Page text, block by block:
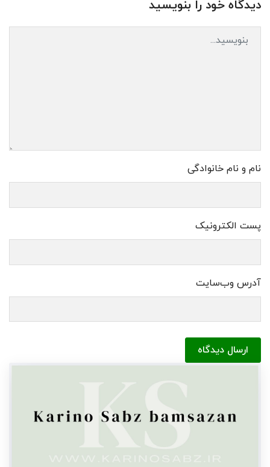
دیدگاه خود را بنویسید
نام و نام خانوادگی
پست الکترونیک
آدرس وب‌سایت
ارسال دیدگاه